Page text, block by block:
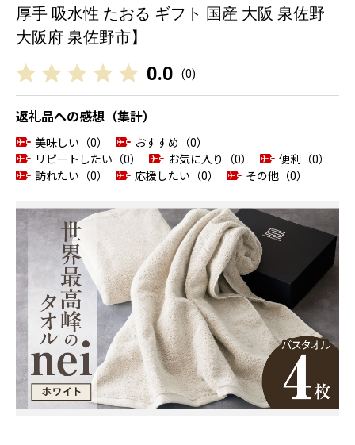
厚手 吸水性 たおる ギフト 国産 大阪 泉佐野
大阪府 泉佐野市】
0.0 (0)
返礼品への感想（集計）
美味しい（0）
おすすめ（0）
リピートしたい（0）
お気に入り（0）
便利（0）
訪れたい（0）
応援したい（0） その他（0）